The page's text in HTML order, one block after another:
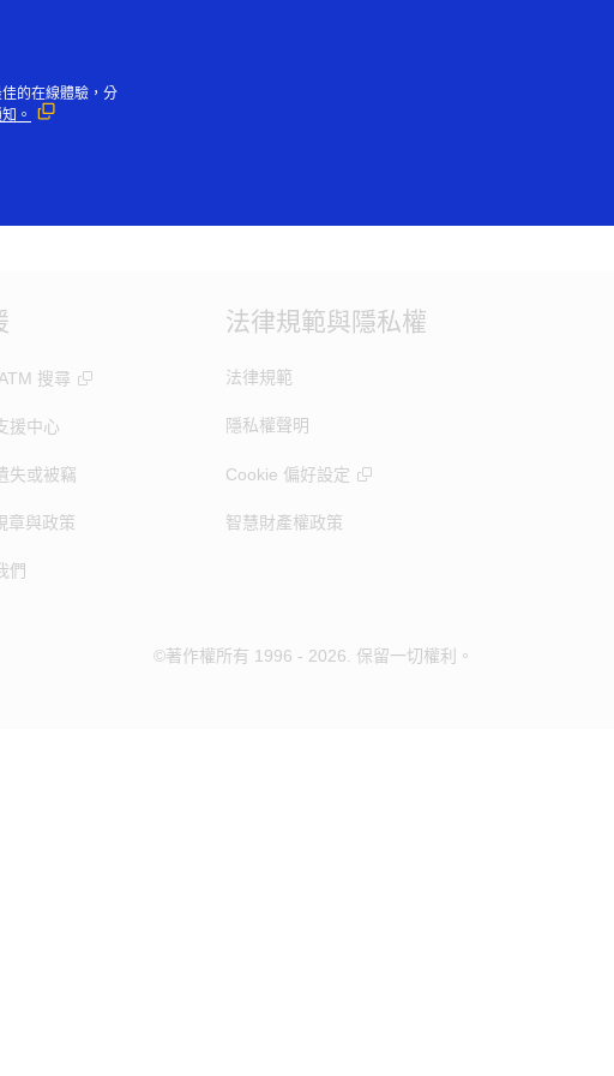
大眾
internet setting or try later.
搜尋
援中心
失或被竊
章與政策
們
法律規範與隱私權
法律規範
隱私權聲明
Cookie 偏好設定
智慧財產權政策
©著作權所有 1996 - 2026. 保留一切權利。
的在線體驗，分
。